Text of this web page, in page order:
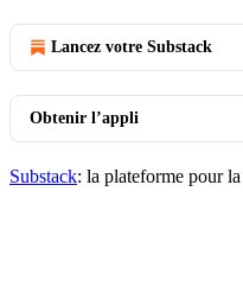
Lancez votre Substack
Obtenir l’appli
Substack: la plateforme pour